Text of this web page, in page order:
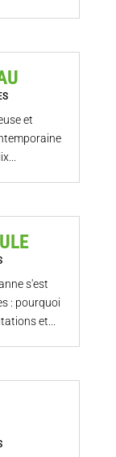
et
s'est
: pourquoi
et...